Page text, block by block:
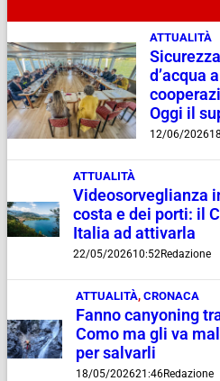
ATTUALITÀ
d’acqua
Oggi il
12/06/2026
ATTUALITÀ
Videosorveglianza
costa e dei porti: il
Italia ad attivarla
22/05/202610:52Redazione
ATTUALITÀ,CRONACA
Fanno canyoning
Como ma gli va
per salvarli
18/05/202621:46Redazione